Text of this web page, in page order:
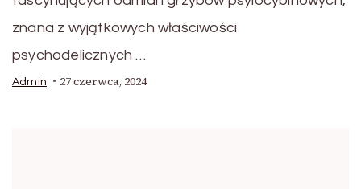
znana z wyjątkowych właściwości
psychodelicznych …
Admin 27 czerwca, 2024